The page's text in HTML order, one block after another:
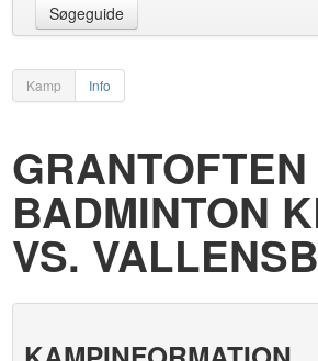
Søgeguide
Kamp Info
GRANTOFTEN
BADMINTON
VS.